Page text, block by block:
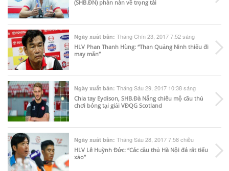
(SHB.ĐN) phàn nàn về trọng tài
Ngày xuất bản: Tháng Chín 23, 2017 7:52 sáng
HLV Phan Thanh Hùng: “Than Quảng Ninh thiếu đi
may mắn”
Ngày xuất bản: Tháng Sáu 29, 2017 10:38 sáng
Chia tay Eydison, SHB.Đà Nẵng chiêu mộ cầu thủ
chơi bóng tại giải VĐQG Scotland
Ngày xuất bản: Tháng Sáu 28, 2017 7:58 chiều
HLV Lê Huỳnh Đức: “Các cầu thủ Hà Nội đá rất tiểu
xảo”